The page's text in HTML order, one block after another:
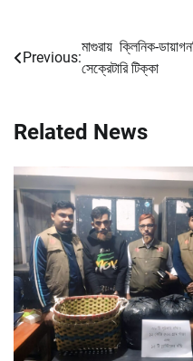
Post
navigation
Previous:
মাগুরায় ক্লিনিক-
সেক্রেটারি টিক্কা
Related News